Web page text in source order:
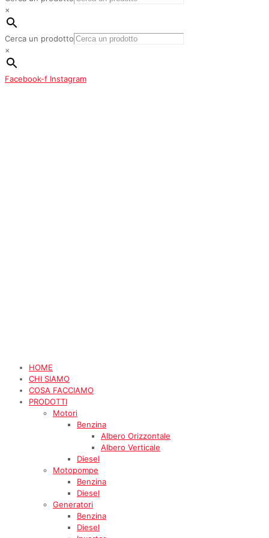
×
Cerca un prodotto
×
Facebook-f Instagram
HOME
CHI SIAMO
COSA FACCIAMO
PRODOTTI
Motori
Benzina
Albero Orizzontale
Albero Verticale
Diesel
Motopompe
Benzina
Diesel
Generatori
Benzina
Diesel